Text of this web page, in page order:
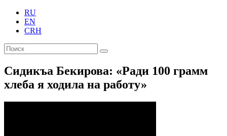
RU
EN
CRH
Сидикъа Бекирова: «Ради 100 грамм
хлеба я ходила на работу»